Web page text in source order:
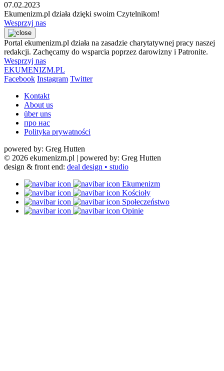
07.02.2023
Ekumenizm.pl działa dzięki swoim Czytelnikom!
Wesprzyj nas
Portal ekumenizm.pl działa na zasadzie charytatywnej pracy naszej
redakcji. Zachęcamy do wsparcia poprzez darowizny i Patronite.
Wesprzyj nas
EKUMENIZM.PL
Facebook Instagram Twitter
Kontakt
About us
über uns
про нас
Polityka prywatności
powered by: Greg Hutten
© 2026 ekumenizm.pl | powered by: Greg Hutten
design & front end: deal design • studio
Ekumenizm
Kościoły
Społeczeństwo
Opinie